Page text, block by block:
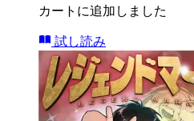
カートに追加しました
試し読み